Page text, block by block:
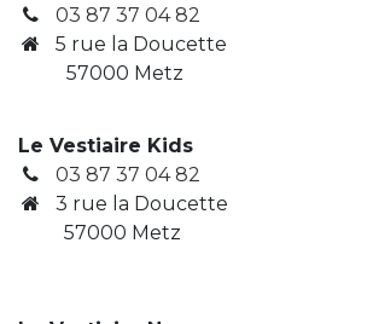
03 87 37 04 82
5 rue la Doucette
57000 Metz
Le Vestiaire Kids
03 87 37 04 82
3 rue la Doucette
​ 57000 Metz